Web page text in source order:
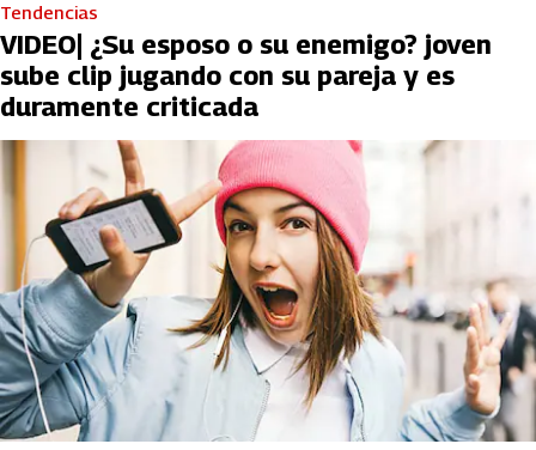
Tendencias
VIDEO| ¿Su esposo o su enemigo? joven
sube clip jugando con su pareja y es
duramente criticada